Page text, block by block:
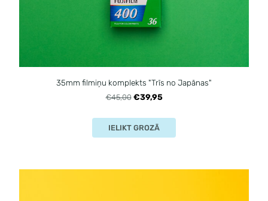
35mm filmiņu komplekts "Trīs no Japānas"
€45,00 €39,95
IELIKT GROZĀ